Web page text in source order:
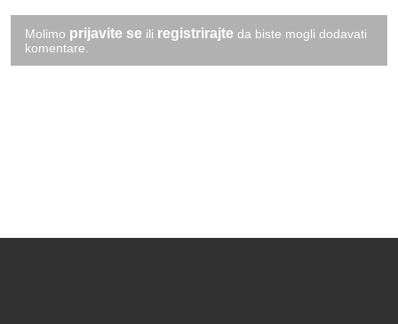
Molimo prijavite se ili registrirajte da biste mogli dodavati
komentare.